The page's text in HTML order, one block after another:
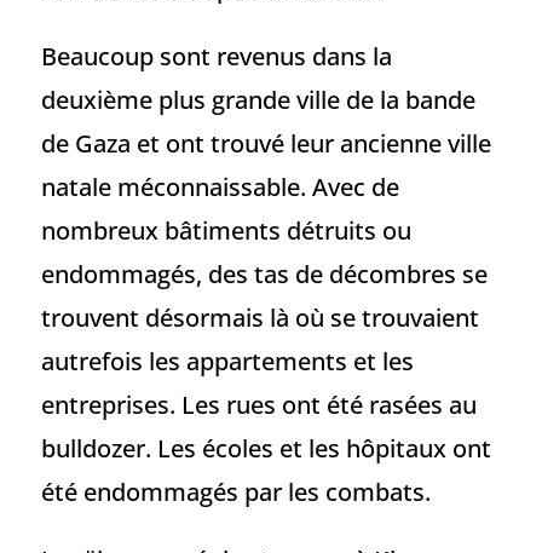
Beaucoup sont revenus dans la
deuxième plus grande ville de la bande
de Gaza et ont trouvé leur ancienne ville
natale méconnaissable. Avec de
nombreux bâtiments détruits ou
endommagés, des tas de décombres se
trouvent désormais là où se trouvaient
autrefois les appartements et les
entreprises. Les rues ont été rasées au
bulldozer. Les écoles et les hôpitaux ont
été endommagés par les combats.